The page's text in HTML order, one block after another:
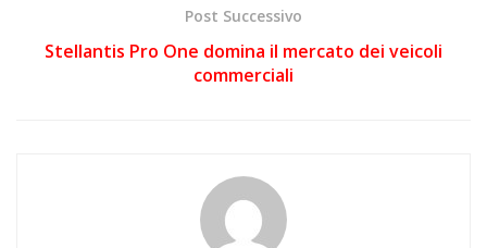
Post Successivo
Stellantis Pro One domina il mercato dei veicoli
commerciali